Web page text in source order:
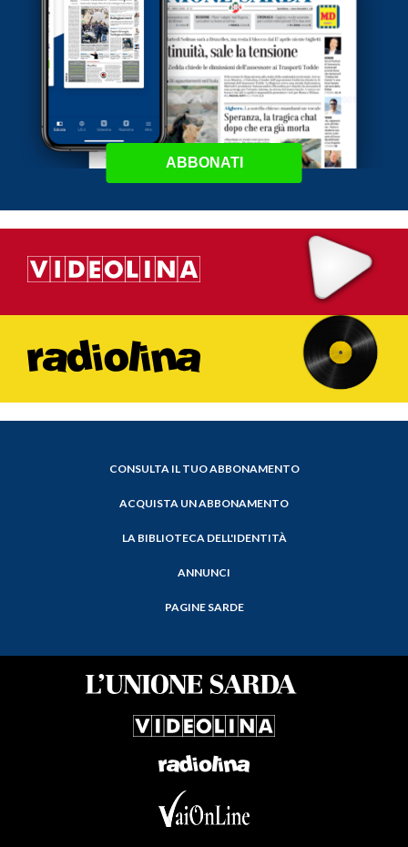
ABBONATI
CONSULTA IL TUO ABBONAMENTO
ACQUISTA UN ABBONAMENTO
LA BIBLIOTECA DELL'IDENTITÀ
ANNUNCI
PAGINE SARDE